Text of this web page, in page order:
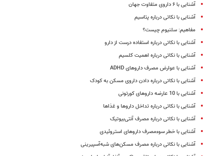
آشنایی با ۶ داروی متفاوت جهان
آشنایی با نکاتی درباره پتاسیم
مفاهیم: سلنیوم چیست؟
آشنایی با نکاتی درباره استفاده درست از دارو
آشنایی با نکاتی درباره اهمیت کلسیم
آشنایی با عوارض مصرف داروهای ADHD
آشنایی با نکاتی درباره دادن داروی مسکن به کودک
آشنایی با 10 عارضه داروهای کورتونی
آشنایی با نکاتی درباره تداخل داروها و غذاها
آشنایی با نکاتی درباره مصرف آنتی‌بیوتیک
آشنایی با خطر سوءمصرف داروهای استروئیدی
آشنایی با نکاتی درباره مصرف مسکن‌های شبه‌آسپیرینی